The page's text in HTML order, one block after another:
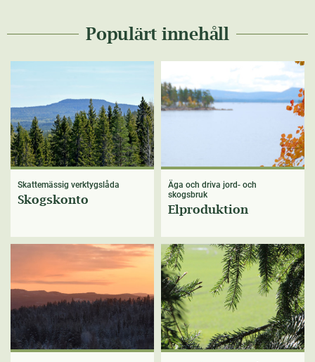
Populärt innehåll
Skattemässig verktygslåda
Skogskonto
Äga och driva jord- och
skogsbruk
Elproduktion